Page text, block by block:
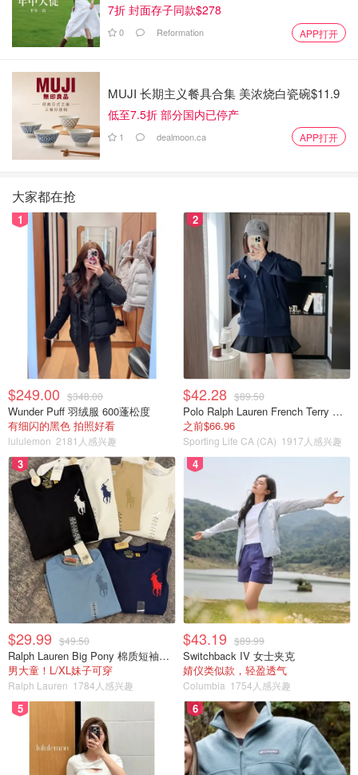
7折 封面存子同款$278
0 Reformation APP打开
MUJI 长期主义餐具合集 美浓烧白瓷碗$11.9
低至7.5折 部分国内已停产
1 dealmoon.ca APP打开
大家都在抢
1
$249.00 $348.00
Wunder Puff 羽绒服 600蓬松度
有细闪的黑色 拍照好看
lululemon 2181人感兴趣
2
$42.28 $89.50
Polo Ralph Lauren French Terry 女童连帽卫衣 7-16码
之前$66.96
Sporting Life CA (CA) 1917人感兴趣
3
$29.99 $49.50
Ralph Lauren Big Pony 棉质短袖T恤
男大童！L/XL妹子可穿
Ralph Lauren 1784人感兴趣
4
$43.19 $89.99
Switchback IV 女士夹克
婧仪类似款，轻盈透气
Columbia 1754人感兴趣
5 6